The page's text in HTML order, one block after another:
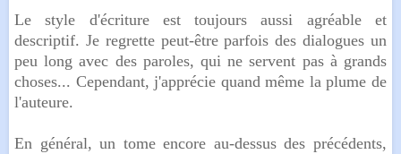
Le style d'écriture est toujours aussi agréable et
descriptif. Je regrette peut-être parfois des dialogues un
peu long avec des paroles, qui ne servent pas à grands
choses... Cependant, j'apprécie quand même la plume de
l'auteure.
En général, un tome encore au-dessus des précédents,